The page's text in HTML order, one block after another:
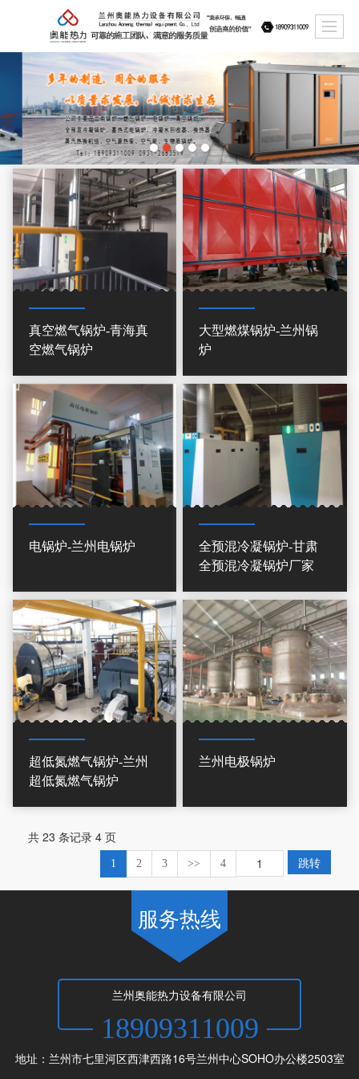
真空燃气锅炉-青海真
空燃气锅炉
大型燃煤锅炉-兰州锅
炉
电锅炉-兰州电锅炉
全预混冷凝锅炉-甘肃
全预混冷凝锅炉厂家
超低氮燃气锅炉-兰州
超低氮燃气锅炉
兰州电极锅炉
共 23 条记录 4 页
1 2 3 >> 4 跳转
服务热线
兰州奥能热力设备有限公司
18909311009
地址：兰州市七里河区西津西路16号兰州中心SOHO办公楼2503室